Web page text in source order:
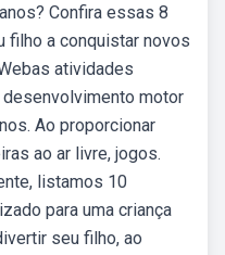
Confira essas 8
filho a conquistar novos
atividades
motor
Ao proporcionar
ao ar livre, jogos.
listamos 10
para uma criança
seu filho, ao